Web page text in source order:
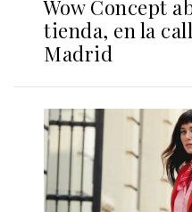
Wow Concept
tienda, en la
Madrid